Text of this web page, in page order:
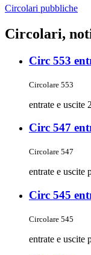
Circolari pubbliche
Circolari,
Circ 553
Circolare 553
entrate e uscite
Circ 547
Circolare 547
entrate e uscite
Circ 545
Circolare 545
entrate e uscite